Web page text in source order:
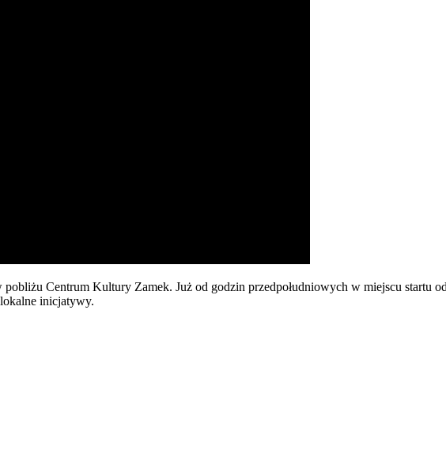
Centrum Kultury Zamek. Już od godzin przedpołudniowych w miejscu startu
inicjatywy.